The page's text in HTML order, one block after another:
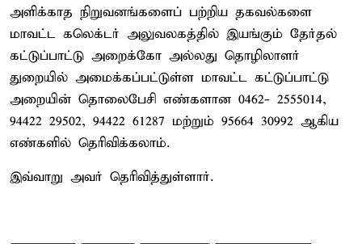
அளிக்காத நிறுவனங்களைப் பற்றிய தகவல்களை
மாவட்ட கலெக்டர் அலுவலகத்தில் இயங்கும் தேர்தல்
கட்டுப்பாட்டு அறைக்கோ அல்லது தொழிலாளர்
துறையில் அமைக்கப்பட்டுள்ள மாவட்ட கட்டுப்பாட்டு
அறையின் தொலைபேசி எண்களான 0462- 2555014,
94422 29502, 94422 61287 மற்றும் 95664 30992 ஆகிய
எண்களில் தெரிவிக்கலாம்.
இவ்வாறு அவர் தெரிவித்துள்ளார்.